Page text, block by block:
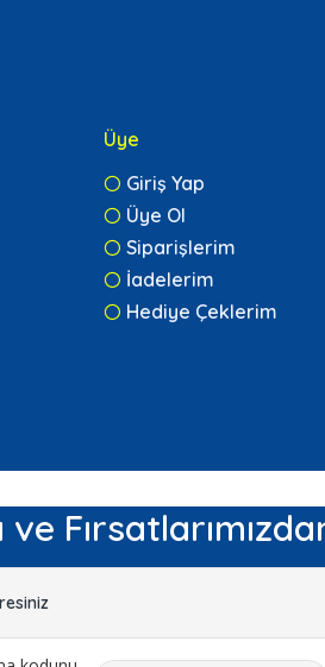
Üye
Giriş Yap
Üye Ol
Siparişlerim
İadelerim
Hediye Çeklerim